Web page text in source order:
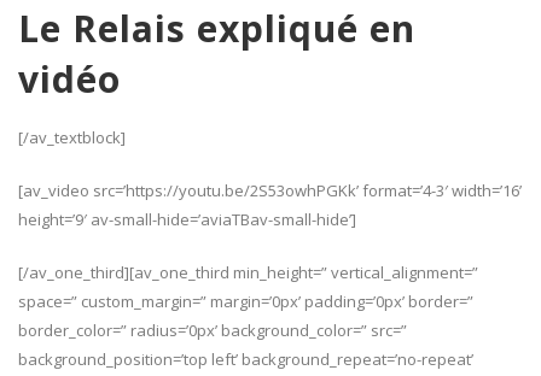
Le Relais expliqué en
vidéo
[/av_textblock]
[av_video src=’https://youtu.be/2S53owhPGKk’ format=’4-3′ width=’16’
height=’9′ av-small-hide=’aviaTBav-small-hide’]
[/av_one_third][av_one_third min_height=” vertical_alignment=”
space=” custom_margin=” margin=’0px’ padding=’0px’ border=”
border_color=” radius=’0px’ background_color=” src=”
background_position=’top left’ background_repeat=’no-repeat’